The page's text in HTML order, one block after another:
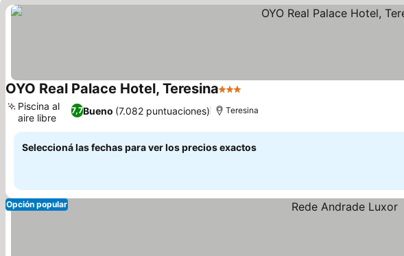
OYO Real Palace Hotel, Teresina3 Estrellas
7,7Bueno (7.082 puntuaciones)
Piscina al
aire libre
Teresina
Seleccioná las fechas para ver los precios exactos
Opción popular